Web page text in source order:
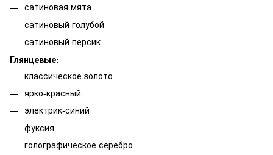
сатиновая мята
сатиновый голубой
сатиновый персик
Глянцевые:
классическое золото
ярко-красный
электрик-синий
фуксия
голографическое серебро